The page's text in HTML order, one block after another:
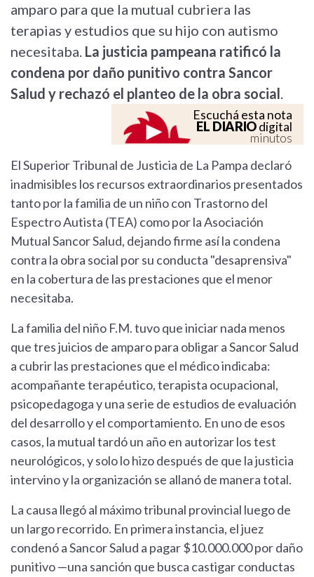
amparo para que la mutual cubriera las
terapias y estudios que su hijo con autismo
necesitaba. La justicia pampeana ratificó la
condena por daño punitivo contra Sancor
Salud y rechazó el planteo de la obra social .
Escuchá esta nota
EL DIARIOdigital
minutos
El Superior Tribunal de Justicia de La Pampa declaró
inadmisibles los recursos extraordinarios presentados
tanto por la familia de un niño con Trastorno del
Espectro Autista (TEA) como por la Asociación
Mutual Sancor Salud, dejando firme así la condena
contra la obra social por su conducta "desaprensiva"
en la cobertura de las prestaciones que el menor
necesitaba.
La familia del niño F.M. tuvo que iniciar nada menos
que tres juicios de amparo para obligar a Sancor Salud
a cubrir las prestaciones que el médico indicaba:
acompañante terapéutico, terapista ocupacional,
psicopedagoga y una serie de estudios de evaluación
del desarrollo y el comportamiento. En uno de esos
casos, la mutual tardó un año en autorizar los test
neurológicos, y solo lo hizo después de que la justicia
intervino y la organización se allanó de manera total.
La causa llegó al máximo tribunal provincial luego de
un largo recorrido. En primera instancia, el juez
condenó a Sancor Salud a pagar $10.000.000 por daño
punitivo —una sanción que busca castigar conductas